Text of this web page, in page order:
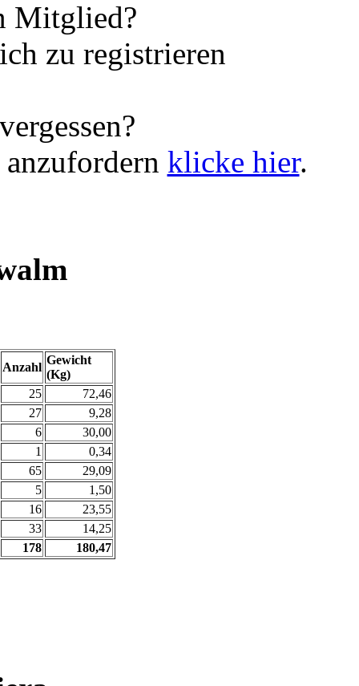
Mitglied?
zu registrieren
klicke hier.
Anzahl
Gewicht
(Kg)
25
72,46
27
9,28
6
30,00
1
0,34
65
29,09
5
1,50
16
23,55
33
14,25
178
180,47